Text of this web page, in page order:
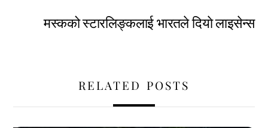
मस्कको स्टारलिङ्कलाई भारतले दियाे लाइसेन्स
RELATED POSTS